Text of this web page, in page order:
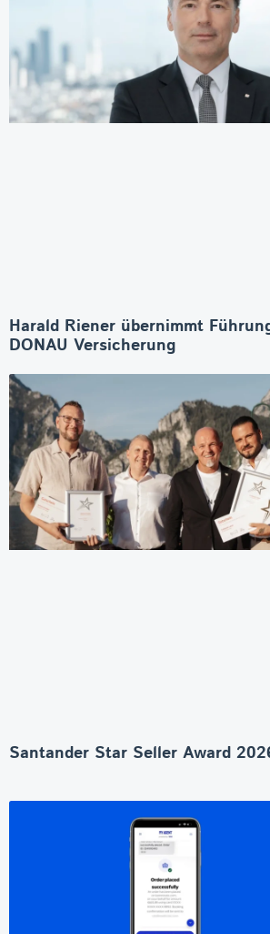
Harald Riener übernimmt
DONAU Versicherung
Santander Star Seller Award